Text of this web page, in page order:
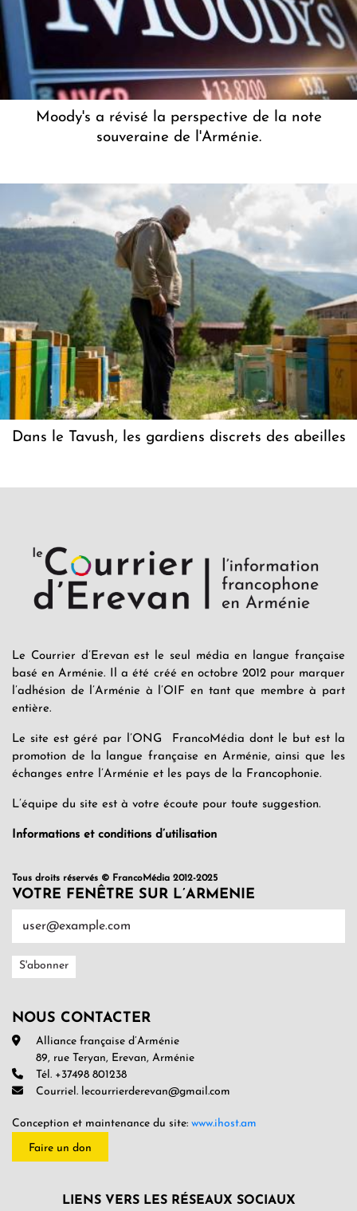
Moody's a révisé la perspective de la note
souveraine de l'Arménie.
Dans le Tavush, les gardiens discrets des abeilles
Le Courrier d’Erevan est le seul média en langue française
basé en Arménie. Il a été créé en octobre 2012 pour marquer
l’adhésion de l’Arménie à l’OIF en tant que membre à part
entière.
Le site est géré par l’ONG FrancoMédia dont le but est la
promotion de la langue française en Arménie, ainsi que les
échanges entre l’Arménie et les pays de la Francophonie.
L’équipe du site est à votre écoute pour toute suggestion.
Informations et conditions d’utilisation
Tous droits réservés © FrancoMédia 2012-2025
VOTRE FENÊTRE SUR L’ARMENIE
NOUS CONTACTER
Alliance française d’Arménie
89, rue Teryan, Erevan, Arménie
Tél. +37498 801238
Courriel. lecourrierderevan@gmail.com
Conception et maintenance du site: www.ihost.am
Faire un don
LIENS VERS LES RÉSEAUX SOCIAUX